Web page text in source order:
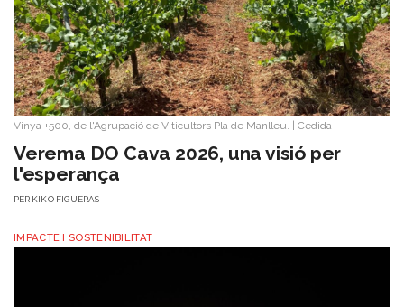
Vinya +500, de l'Agrupació de Viticultors Pla de Manlleu. | Cedida
Verema DO Cava 2026, una visió per
l'esperança
PER KIKO FIGUERAS
IMPACTE I SOSTENIBILITAT